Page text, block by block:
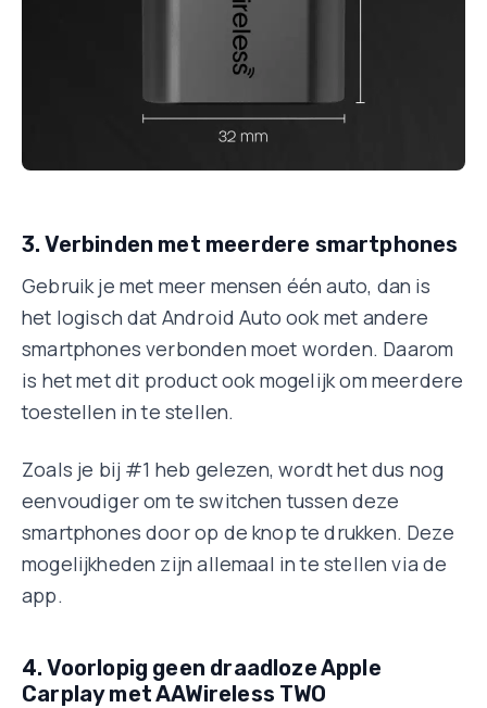
3. Verbinden met meerdere smartphones
Gebruik je met meer mensen één auto, dan is
het logisch dat Android Auto ook met andere
smartphones verbonden moet worden. Daarom
is het met dit product ook mogelijk om meerdere
toestellen in te stellen.
Zoals je bij #1 heb gelezen, wordt het dus nog
eenvoudiger om te switchen tussen deze
smartphones door op de knop te drukken. Deze
mogelijkheden zijn allemaal in te stellen via de
app.
4. Voorlopig geen draadloze Apple
Carplay met AAWireless TWO